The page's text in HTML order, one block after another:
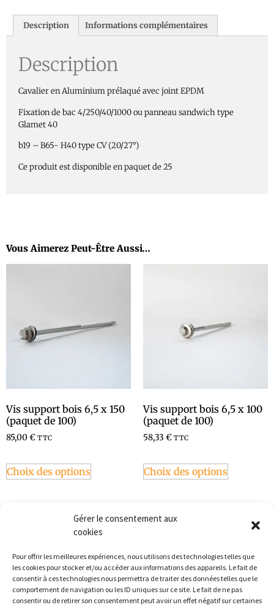
Gérer le consentement aux
cookies
Pour offrir les meilleures expériences, nous utilisons des technologies telles que
les cookies pour stocker et/ou accéder aux informations des appareils. Le fait de
consentir à ces technologies nous permettra de traiter des données telles que le
comportement de navigation ou les ID uniques sur ce site. Le fait de ne pas
consentir ou de retirer son consentement peut avoir un effet négatif sur certaines
Description Informations complémentaires
Description
Cavalier en Aluminium prélaqué avec joint EPDM
Fixation de bac 4/250/40/1000 ou panneau sandwich type
Glamet 40
b19 – B65- H40 type CV (20/27°)
Ce produit est disponible en paquet de 25
Vous Aimerez Peut-Être Aussi…
Vis support bois 6,5 x 150
(paquet de 100)
85,00€ TTC
Choix des options
Vis support bois 6,5 x 100
(paquet de 100)
58,33 € TTC
Choix des options